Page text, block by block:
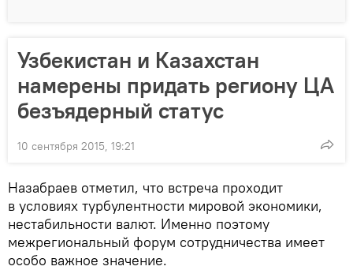
Узбекистан и Казахстан
намерены придать региону ЦА
безъядерный статус
10 сентября 2015, 19:21
Назабраев отметил, что встреча проходит
в условиях турбулентности мировой экономики,
нестабильности валют. Именно поэтому
межрегиональный форум сотрудничества имеет
особо важное значение.